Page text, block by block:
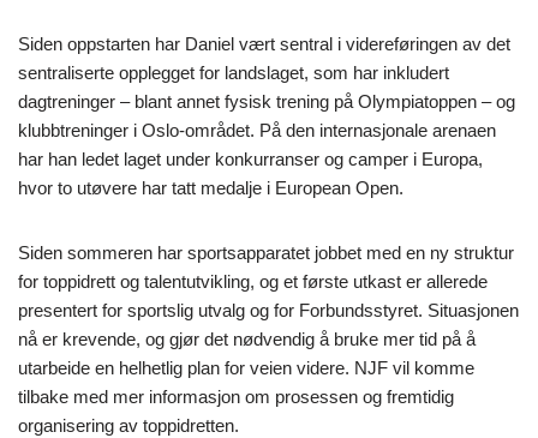
Siden oppstarten har Daniel vært sentral i videreføringen av det
sentraliserte opplegget for landslaget, som har inkludert
dagtreninger – blant annet fysisk trening på Olympiatoppen – og
klubbtreninger i Oslo-området. På den internasjonale arenaen
har han ledet laget under konkurranser og camper i Europa,
hvor to utøvere har tatt medalje i European Open.
Siden sommeren har sportsapparatet jobbet med en ny struktur
for toppidrett og talentutvikling, og et første utkast er allerede
presentert for sportslig utvalg og for Forbundsstyret. Situasjonen
nå er krevende, og gjør det nødvendig å bruke mer tid på å
utarbeide en helhetlig plan for veien videre. NJF vil komme
tilbake med mer informasjon om prosessen og fremtidig
organisering av toppidretten.